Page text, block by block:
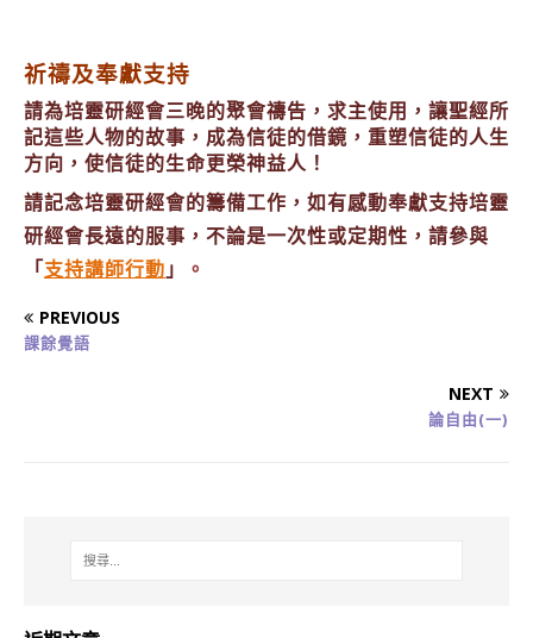
祈禱及奉獻支持
請為培靈研經會三晚的聚會禱告，求主使用，讓聖經所
記這些人物的故事，成為信徒的借鏡，重塑信徒的人生
方向，使信徒的生命更榮神益人！
請記念培靈研經會的籌備工作，如有感動奉獻支持培靈
研經會長遠的服事，不論是一次性或定期性，請參與
「 支持講師行動 」 。
PREVIOUS
課餘覺語
NEXT
論自由(一)